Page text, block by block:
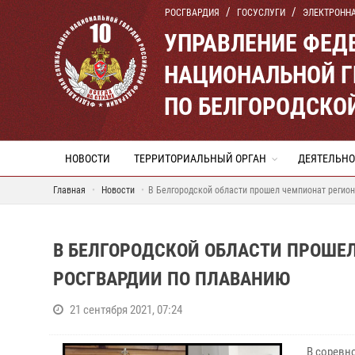
РОСГВАРДИЯ ГОСУСЛУГИ
УПРАВЛЕНИЕ
НАЦИОНАЛЬНОЙ
ПО
НОВОСТИ ТЕРРИТОРИАЛЬНЫЙ ОРГАН
Главная Новости В Белгородской области прошел чемпионат
В БЕЛГОРОДСКОЙ ОБЛАСТИ
РОСГВАРДИИ ПО ПЛАВАНИЮ
21 сентября 2021, 07:24
В